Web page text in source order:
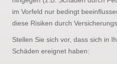
im Vorfeld nur bedingt
diese Risiken durch
Stellen Sie sich vor, dass sich in
Schäden ereignet haben: